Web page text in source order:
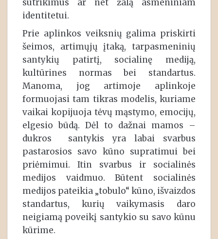
sutrikimus ar net žalą asmeniniam
identitetui.
Prie aplinkos veiksnių galima priskirti
šeimos, artimųjų įtaką, tarpasmeninių
santykių patirtį, socialinę mediją,
kultūrines normas bei standartus.
Manoma, jog artimoje aplinkoje
formuojasi tam tikras modelis, kuriame
vaikai kopijuoja tėvų mąstymo, emocijų,
elgesio būdą. Dėl to dažnai mamos –
dukros santykis yra labai svarbus
pastarosios savo kūno supratimui bei
priėmimui. Itin svarbus ir socialinės
medijos vaidmuo. Būtent socialinės
medijos pateikia „tobulo“ kūno, išvaizdos
standartus, kurių vaikymasis daro
neigiamą poveikį santykio su savo kūnu
kūrime.